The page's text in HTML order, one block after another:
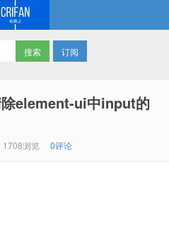
订阅
除element-ui中input的
1708浏览 0评论